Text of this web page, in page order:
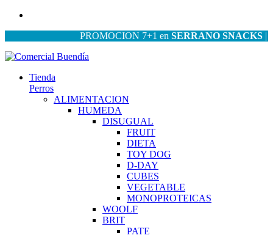
PROMOCION 7+1 enSERRANO SNACKS|
Tienda
Perros
ALIMENTACION
HUMEDA
DISUGUAL
FRUIT
DIETA
TOY DOG
D-DAY
CUBES
VEGETABLE
MONOPROTEICAS
WOOLF
BRIT
PATE